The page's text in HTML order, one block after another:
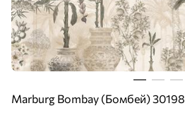
Marburg Bombay (Бомбей) 30198